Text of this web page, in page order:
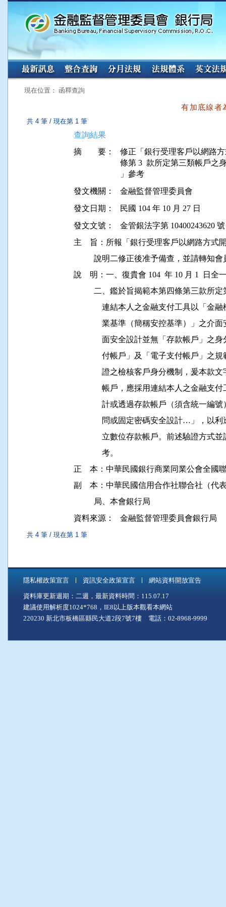
:::
現在位置： 函釋查詢
有加底線者
共 4 筆 / 現在第 1 筆
查詢結果
摘 要：
修正「銀行受理客戶以網路
條第 3  款所定第三類帳戶之
發文機關：
金融監督管理委員會
發文日期：
民國 104 年 10 月 27 日
發文文號：
金管銀法字第 10400243620
主    旨：所報「銀行受理客戶以網路方式
說明二修正後准予備查，並請轉知
說    明：一、復貴會 104  年 10 月 1  日全
二、鑑於旨揭範本第四條第三款
連結本人之金融支付工具以「
業基準（簡稱安控基準）」之
面安全設計並無「存款帳戶」
付帳戶」及「電子支付帳戶」
證之檢核客戶身分機制，爰本
帳戶，應採用連結本人之金融
計或透過存款帳戶（須含統一
問或固定密碼安全設計…」，
立數位存款帳戶。前述驗證方
              考。
正    本：中華民國銀行商業同業公會全國
副    本：中華民國信用合作社聯合社（代
資料來源：
金融監督管理委員會銀行局
共 4 筆 / 現在第 1 筆
隱私權政策宣言 資訊安全政策宣言 網站資料開放宣告
資料庫更新週期：二週，最新資料時間：115.07.17
建議使用解析度1024*768，IE8以上版本觀看本網站
220230 新北市板橋區縣民大道2段7號7樓 電話：02-8968-9999